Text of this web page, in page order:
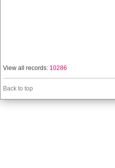
View all records: 10286
Back to top